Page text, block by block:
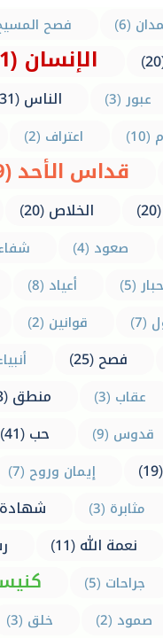
(6) فصح المسيح
الإنسان (211)
عبور (3) الناس (31)
اعتراف (2)
قداس الأحد (149)
الخلاص (20)
صعود (4) شفاء
(5) أعياد (8)
(7) قوانين (2)
فصح (25)
عقاب (3) منطق (13)
قدوس (9) حب (41)
إيمان وروح (7)
مثابرة (3) شهادة
نعمة الله (11)
جراحات (5)
صمود (2)
خلق (3)